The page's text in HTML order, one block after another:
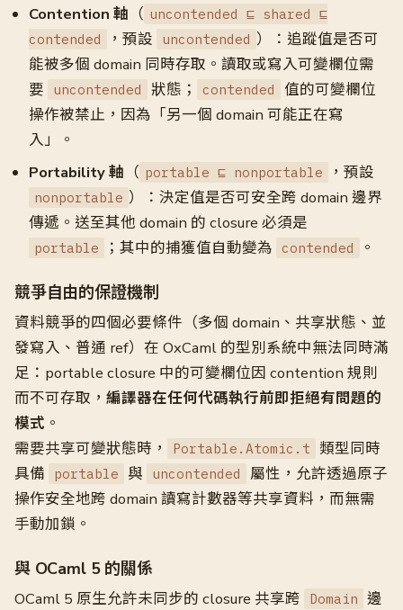
Contention 軸 （ uncontended ⊑ shared ⊑
contended
，預設 uncontended ）：追蹤值是否可
能被多個 domain 同時存取。讀取或寫入可變欄位需
要
uncontended 狀態； contended
值的可變欄位
操作被禁止，因為「另一個 domain 可能正在寫
入」。
Portability 軸 （ portable ⊑ nonportable ，預設
nonportable ）：決定值是否可安全跨 domain 邊界
傳遞。送至其他 domain 的 closure 必須是
portable ；其中的捕獲值自動變為 contended 。
競爭自由的保證機制
資料競爭的四個必要條件（多個 domain、共享狀態、並
發寫入、普通 ref）在 OxCaml 的型別系統中無法同時滿
足：portable closure 中的可變欄位因 contention 規則
而不可存取， 編譯器在任何代碼執行前即拒絕有問題的
模式 。
需要共享可變狀態時，
Portable.Atomic.t
類型同時
具備
portable 與 uncontended
屬性，允許透過原子
操作安全地跨 domain 讀寫計數器等共享資料，而無需
手動加鎖。
與 OCaml 5 的關係
OCaml 5 原生允許未同步的 closure 共享跨 Domain 邊